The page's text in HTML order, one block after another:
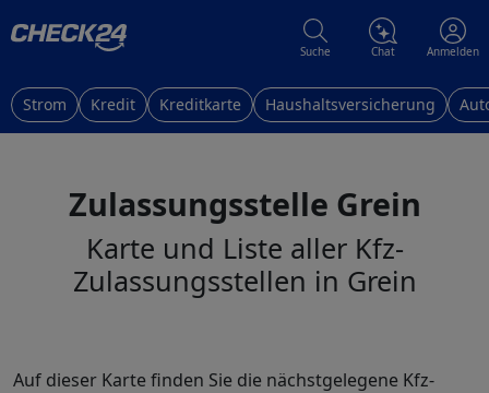
Suche Chat Anmelden
Strom Kredit Kreditkarte Haushaltsversicherung
Zulassungsstelle Grein
Karte und Liste aller Kfz-
Zulassungsstellen in Grein
Auf dieser Karte finden Sie die nächstgelegene Kfz-